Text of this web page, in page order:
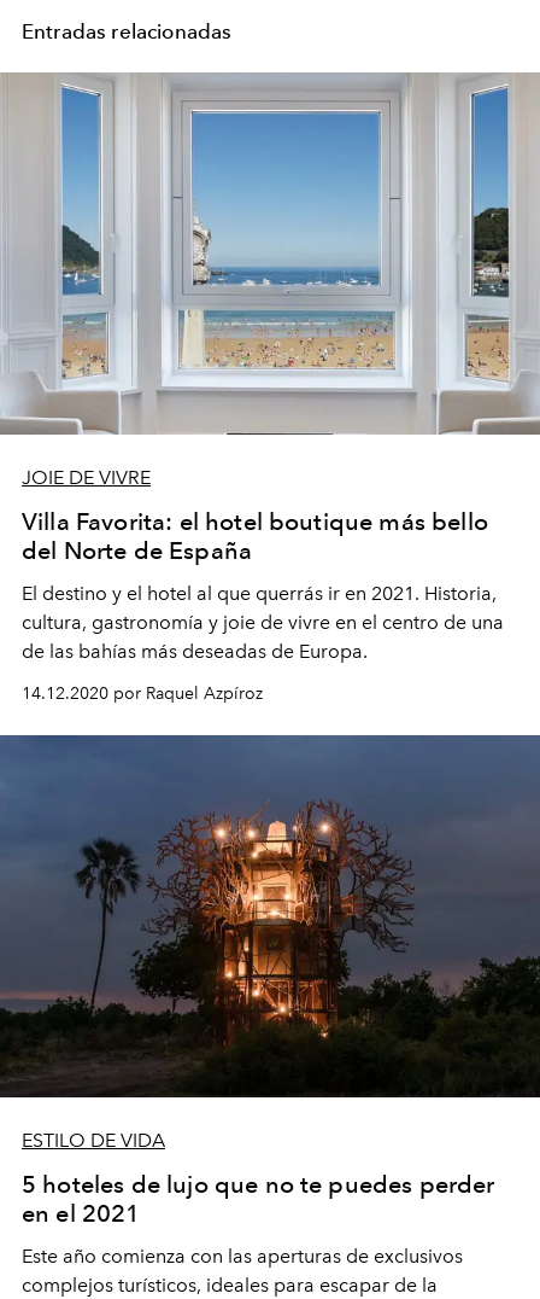
Entradas relacionadas
JOIE DE VIVRE
Villa Favorita: el hotel boutique más bello
del Norte de España
El destino y el hotel al que querrás ir en 2021. Historia,
cultura, gastronomía y joie de vivre en el centro de una
de las bahías más deseadas de Europa.
14.12.2020 por Raquel Azpíroz
ESTILO DE VIDA
5 hoteles de lujo que no te puedes perder
en el 2021
Este año comienza con las aperturas de exclusivos
complejos turísticos, ideales para escapar de la